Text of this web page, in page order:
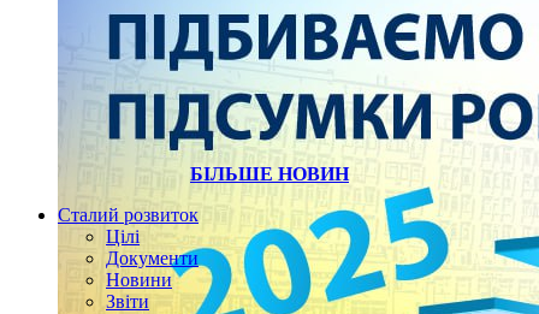
БІЛЬШЕ НОВИН
Сталий розвиток
Цілі
Документи
Новини
Звіти